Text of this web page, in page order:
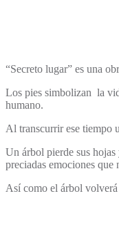
“Secreto lugar” es una
Los pies simbolizan la
humano.
Al transcurrir ese tiempo
Un árbol pierde sus
preciadas emociones
Así como el árbol